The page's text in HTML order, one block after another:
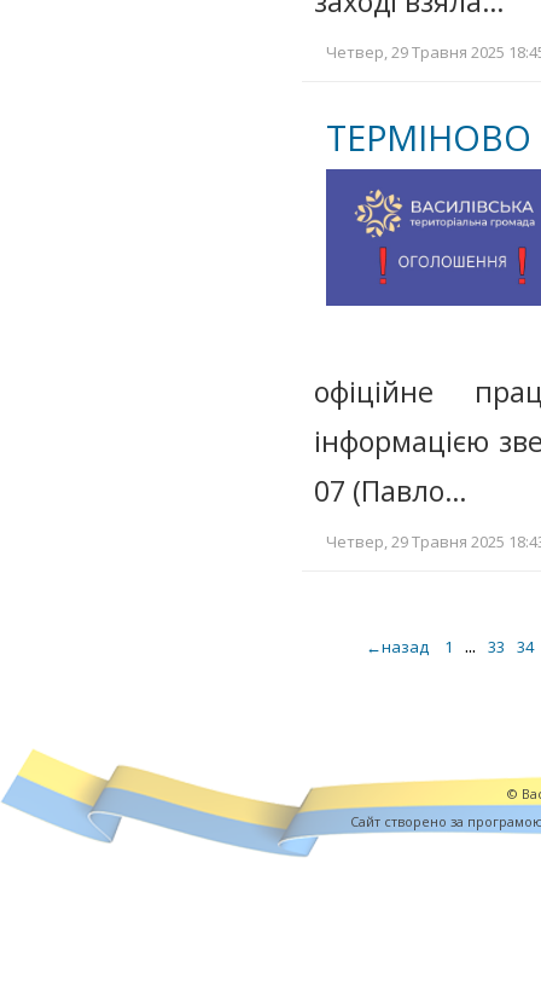
Четвер, 29 Травня 2025
ТЕРМІНОВО
офіційне
інформацією
07 (Павло…
Четвер, 29 Травня 2025
←назад 1 ... 33 34
©
Cайт створено за